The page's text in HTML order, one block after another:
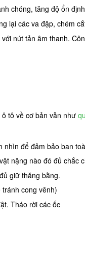
chóng, tăng độ ổn
lại các va đập, chém
nút tản âm thanh.
tô về cơ bản vẫn như
để đảm bảo ban
nặng nào đó đủ
giữ thăng bằng.
cong vênh)
Tháo rời các ốc